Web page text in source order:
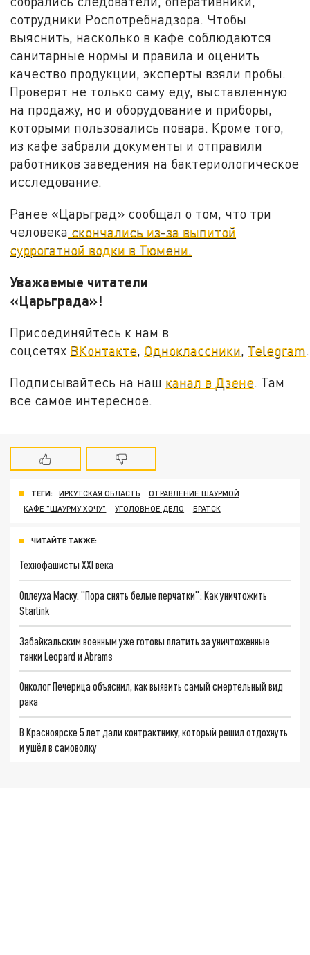
сотрудники Роспотребнадзора. Чтобы
выяснить, насколько в кафе соблюдаются
санитарные нормы и правила и оценить
качество продукции, эксперты взяли пробы.
Проверят не только саму еду, выставленную
на продажу, но и оборудование и приборы,
которыми пользовались повара. Кроме того,
из кафе забрали документы и отправили
работников заведения на бактериологическое
исследование.
Ранее «Царьград» сообщал о том, что три
человека скончались из-за выпитой
суррогатной водки в Тюмени.
Уважаемые читатели
«Царьграда»!
Присоединяйтесь к нам в
соцсетях ВКонтакте, Одноклассники, Telegram.
Подписывайтесь на наш канал в Дзене. Там
все самое интересное.
ТЕГИ: ИРКУТСКАЯ ОБЛАСТЬ
ОТРАВЛЕНИЕ ШАУРМОЙ
КАФЕ "ШАУРМУ ХОЧУ"
УГОЛОВНОЕ ДЕЛО БРАТСК
ЧИТАЙТЕ ТАКЖЕ:
Технофашисты XXI века
Оплеуха Маску. "Пора снять белые перчатки": Как уничтожить
Starlink
Забайкальским военным уже готовы платить за уничтоженные
танки Leopard и Abrams
Онколог Печерица объяснил, как выявить самый смертельный вид
рака
В Красноярске 5 лет дали контрактнику, который решил отдохнуть
и ушёл в самоволку